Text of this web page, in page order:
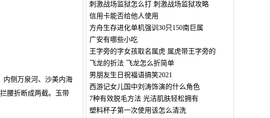
内侧万泉河、沙美内海
腰折断成两截。玉带
刺激战场监狱怎么打 刺激战场监狱攻略
信用卡能否给他人使用
方舟生存进化单机强训30只150南巨属
广安有哪些小吃
王字旁的字女孩取名属虎 属虎带王字旁的
飞龙的折法 飞龙怎么折简单
男朋友生日祝福语搞笑2021
西游记女儿国中刘涛饰演的什么角色
7种有效脱毛方法 光洁肌肤轻松拥有
塑料杯子第一次使用该怎么清洗